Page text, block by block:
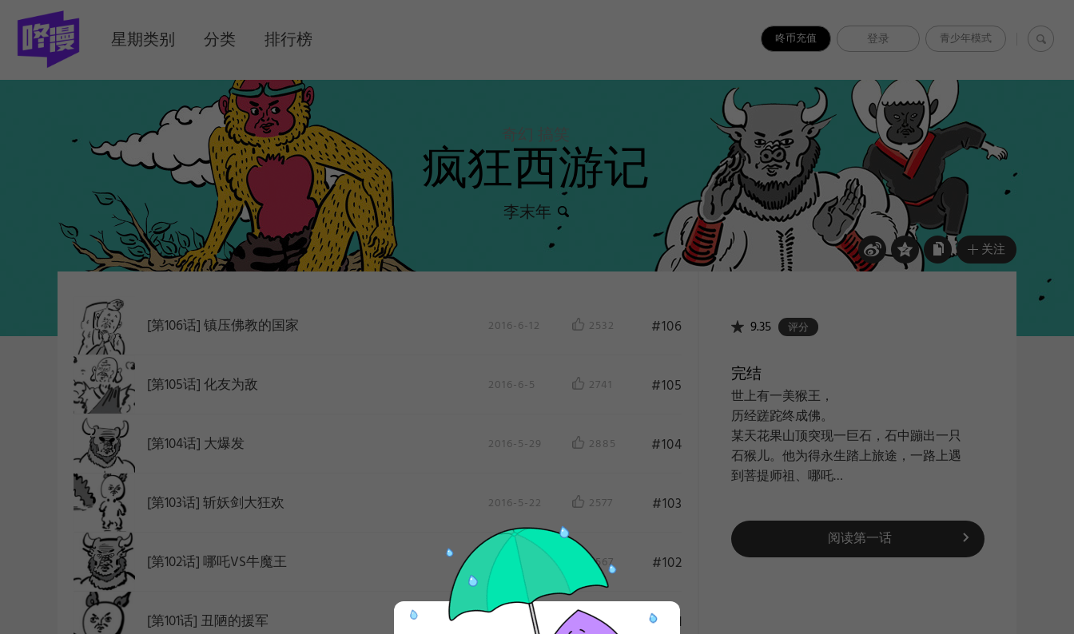
咚币充值 登录 青少年模式
星期类别 分类 排行榜
奇幻 搞笑
疯狂西游记
李末年
作
关注
[第106话] 镇压佛教的国家 2016-6-12 2532 #106
[第105话] 化友为敌 2016-6-5 2741 #105
[第104话] 大爆发 2016-5-29 2885 #104
[第103话] 斩妖剑大狂欢 2016-5-22 2577 #103
[第102话] 哪吒VS牛魔王 2016-5-15 2567 #102
[第101话] 丑陋的援军 2016-5-8 2788 #101
9.35 评分
完结
世上有一美猴王，
历经蹉跎终成佛。
某天花果山顶突现一巨石，石中蹦出一只
石猴儿。他为得永生踏上旅途，一路上遇
到菩提师祖、哪吒…
阅读第一话